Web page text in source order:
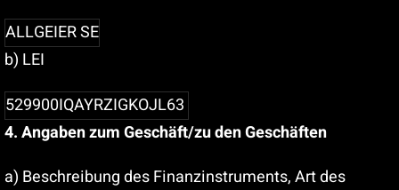
ALLGEIER SE
b) LEI
529900IQAYRZIGKOJL63
4. Angaben zum Geschäft/zu den Geschäften
a) Beschreibung des Finanzinstruments, Art des